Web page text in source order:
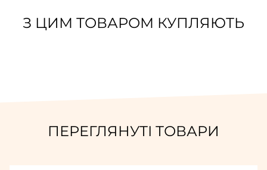
З ЦИМ ТОВАРОМ КУПЛЯЮТЬ
ПЕРЕГЛЯНУТІ ТОВАРИ